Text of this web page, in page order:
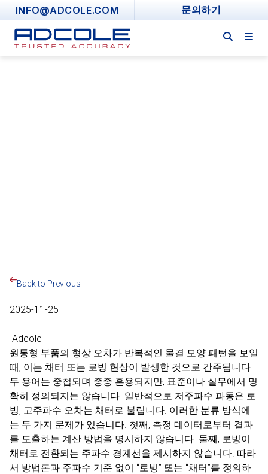
Skip
to
content
INFO@ADCOLE.COM 문의하기
Back to Previous
2025-11-25
Adcole
원통형 부품의 형상 오차가 반복적인 물결 모양 패턴을 보일
때, 이는 채터 또는 로빙 현상이 발생한 것으로 간주됩니다.
두 용어는 중첩되며 종종 혼용되지만, 표준이나 실무에서 명
확히 정의되지는 않습니다. 일반적으로 저주파수 파동은 로
빙, 고주파수 오차는 채터로 불립니다. 이러한 분류 방식에
는 두 가지 문제가 있습니다. 첫째, 측정 데이터로부터 결과
를 도출하는 계산 방법을 명시하지 않습니다. 둘째, 로빙이
채터로 전환되는 주파수 경계선을 제시하지 않습니다. 따라
서 방법론과 주파수 기준 없이 “로빙” 또는 “채터”를 정의하